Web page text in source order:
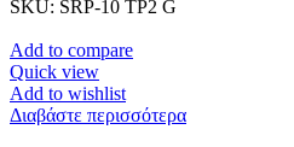
SKU: SRP-10 TP2 G
Add to compare
Quick view
Add to wishlist
Διαβάστε περισσότερα